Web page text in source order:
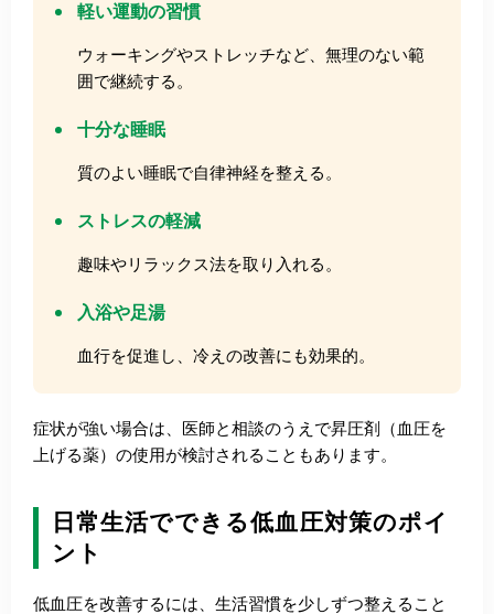
軽い運動の習慣
ウォーキングやストレッチなど、無理のない範
囲で継続する。
十分な睡眠
質のよい睡眠で自律神経を整える。
ストレスの軽減
趣味やリラックス法を取り入れる。
入浴や足湯
血行を促進し、冷えの改善にも効果的。
症状が強い場合は、医師と相談のうえで昇圧剤（血圧を
上げる薬）の使用が検討されることもあります。
日常生活でできる低血圧対策のポイ
ント
低血圧を改善するには、生活習慣を少しずつ整えること